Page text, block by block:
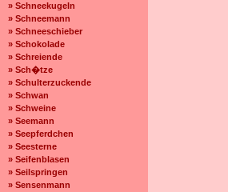
» Schneekugeln
» Schneemann
» Schneeschieber
» Schokolade
» Schreiende
» Sch�tze
» Schulterzuckende
» Schwan
» Schweine
» Seemann
» Seepferdchen
» Seesterne
» Seifenblasen
» Seilspringen
» Sensenmann